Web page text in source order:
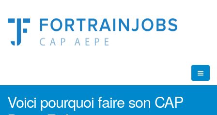
Voici pourquoi faire son CAP